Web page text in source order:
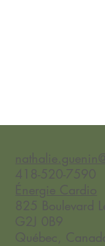
418-520-7590
Énergie Cardio
825 Boulevard
G2J 0B9
Québec,